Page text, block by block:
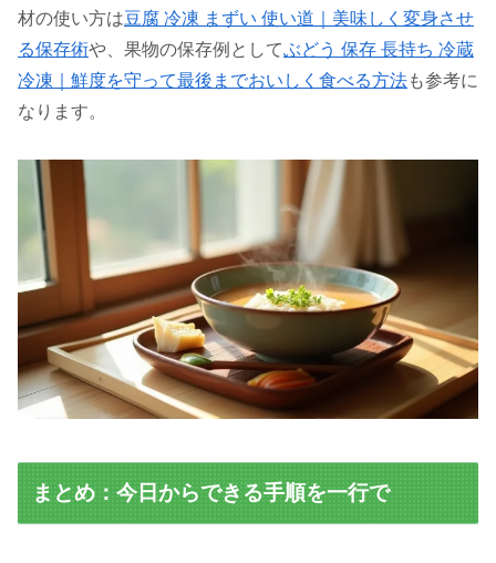
材の使い方は豆腐 冷凍 まずい 使い道｜美味しく変身させ
る保存術や、果物の保存例としてぶどう 保存 長持ち 冷蔵
冷凍｜鮮度を守って最後までおいしく食べる方法も参考に
なります。
まとめ：今日からできる手順を一行で